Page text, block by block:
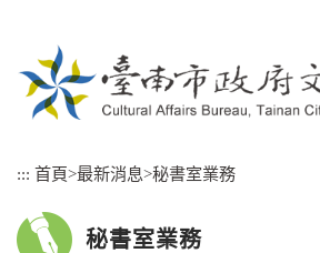
::: 首頁>最新消息>秘書室業務
秘書室業務